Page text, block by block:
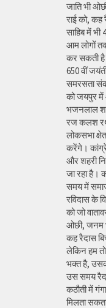
जाति भी
राई को, कह
साहिब में भी
आम लोगों
कर सकती
650 वीं
समरसता
को जयपुर में
भजनलाल
रज कलश रथ
लोकसभा
करेंगे।
और शहरी
जा रहा है।
समय में
रविदास के
को जो
ओछी, जनम
कह रैदास
लेकिन हम
भक्त है,
उस समय
कठौती में
मिलता